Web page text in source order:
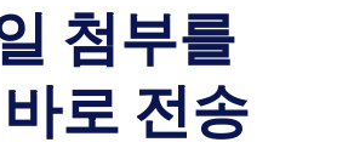
첨부를
로 전송